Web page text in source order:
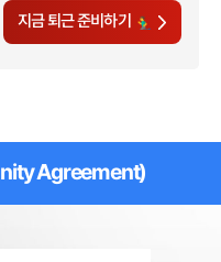
지금 퇴근 준비하기
Agreement)